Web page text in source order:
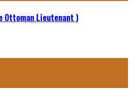
Ottoman Lieutenant )